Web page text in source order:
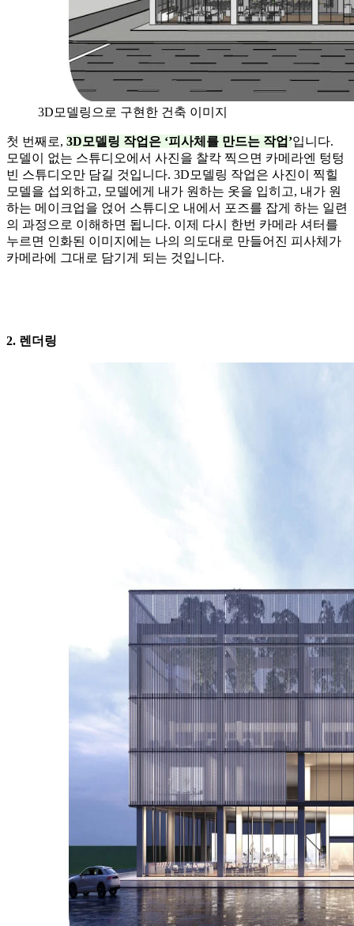
3D모델링으로 구현한 건축 이미지
첫 번째로, 3D모델링 작업은 ‘피사체를 만드는 작업’입니다.
모델이 없는 스튜디오에서 사진을 찰칵 찍으면 카메라엔 텅텅
빈 스튜디오만 담길 것입니다. 3D모델링 작업은 사진이 찍힐
모델을 섭외하고, 모델에게 내가 원하는 옷을 입히고, 내가 원
하는 메이크업을 얹어 스튜디오 내에서 포즈를 잡게 하는 일련
의 과정으로 이해하면 됩니다. 이제 다시 한번 카메라 셔터를
누르면 인화된 이미지에는 나의 의도대로 만들어진 피사체가
카메라에 그대로 담기게 되는 것입니다.
2. 렌더링